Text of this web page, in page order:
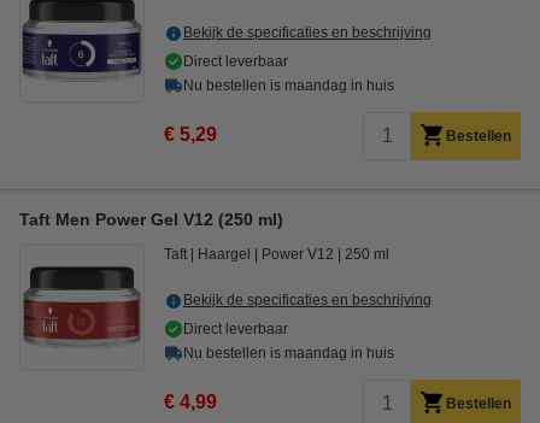
Bekijk de specificaties en beschrijving
Direct leverbaar
Nu bestellen is maandag in huis
€ 5,29 Bestellen
Taft Men Power Gel V12 (250 ml)
Taft Haargel Power V12 250 ml
Bekijk de specificaties en beschrijving
Direct leverbaar
Nu bestellen is maandag in huis
€ 4,99 Bestellen